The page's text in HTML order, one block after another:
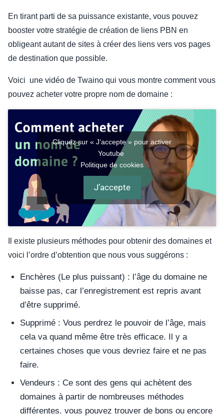
En tirant parti de sa puissance existante, vous pouvez
booster votre stratégie de création de liens PBN en
obligeant autant de sites à créer des liens vers vos pages
de destination que possible.
Voici une vidéo de Twaino qui vous montre comment vous
pouvez acheter votre propre nom de domaine :
Cliquez sur « J’accepte » pour activer
Youtube
Politique de cookies
J’accepte
Il existe plusieurs méthodes pour obtenir des domaines et
voici l’ordre d’obtention que nous vous suggérons :
Enchères (Le plus puissant) : l’âge du domaine ne
baisse pas, car l’enregistrement est repris avant
d’être supprimé.
Supprimé : Vous perdrez le pouvoir de l’âge, mais
cela va quand même être très efficace. Il y a
certaines choses que vous devriez faire et ne pas
faire.
Vendeurs : Ce sont des gens qui achètent des
domaines à partir de nombreuses méthodes
différentes. vous pouvez trouver de bons ou encore